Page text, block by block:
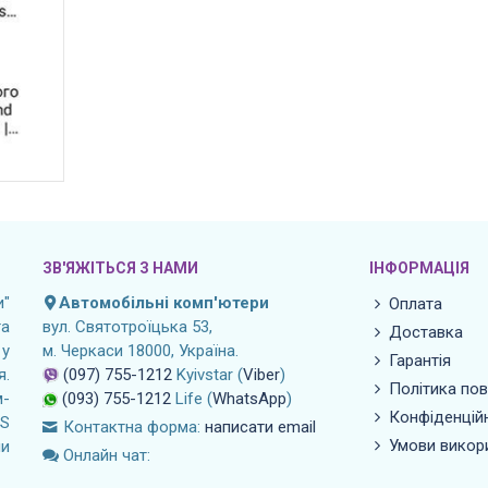
ЗВ'ЯЖІТЬСЯ З НАМИ
Автомобільні комп'ютери
вул. Святотроїцька 53,
м. Черкаси 18000, Україна.
(097) 755-1212 Kyivstar (Viber)
(093) 755-1212 Life (WhatsApp)
Контактна форма: написати email
Онлайн чат:
ІНФОРМАЦІЯ
Оплата
Доставка
Гарантія
Політика
Умови